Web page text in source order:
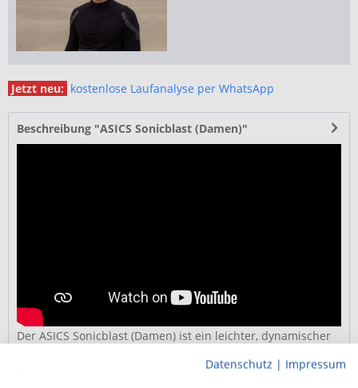
Jetzt neu: kostenlose Laufanalyse per WhatsApp
Beschreibung "ASICS Sonicblast (Damen)"
Der ASICS Sonicblast (Damen) ist ein leichter, dynamischer
Komfort ankommt. Ob schnelle Tempoläufe oder dein
Datenschutz | Impressum